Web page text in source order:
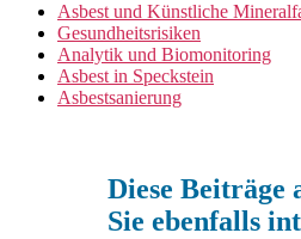
Asbest und Künstliche
Gesundheitsrisiken
Analytik und Biomonitoring
Asbest in Speckstein
Asbestsanierung
Diese Beiträge
Sie ebenfalls